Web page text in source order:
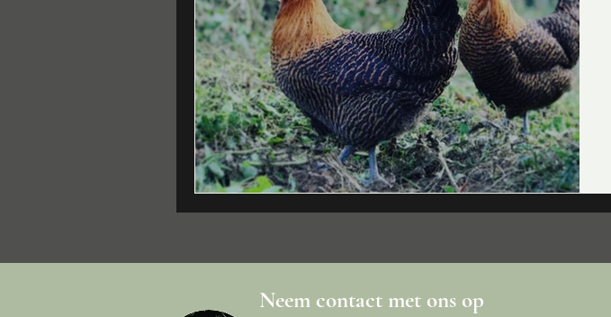
Neem contact met ons op